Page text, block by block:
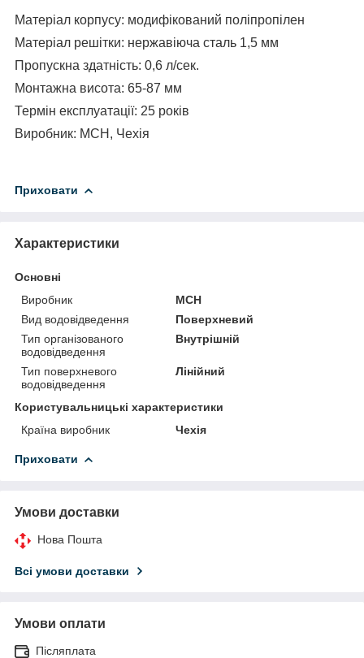
Матеріал корпусу: модифікований поліпропілен
Матеріал решітки: нержавіюча сталь 1,5 мм
Пропускна здатність: 0,6 л/сек.
Монтажна висота: 65-87 мм
Термін експлуатації: 25 років
Виробник: МСН, Чехія
Приховати
Характеристики
Основні
Виробник
MCH
Вид водовідведення
Поверхневий
Тип організованого
водовідведення
Внутрішній
Тип поверхневого
водовідведення
Лінійний
Користувальницькі характеристики
Країна виробник
Чехія
Приховати
Умови доставки
Нова Пошта
Всі умови доставки
Умови оплати
Післяплата